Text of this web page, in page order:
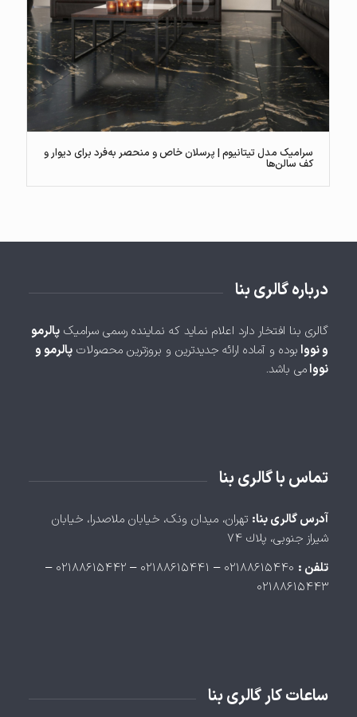
سرامیک مدل تیتانیوم | پرسلان خاص و منحصر به‌فرد برای دیوار و
کف سالن‌ها
درباره گالری بنا
گالری بنا افتخار دارد اعلام نماید که نماینده رسمی سرامیک پالرمو
و نووابوده و آماده ارائه جدیدترین و بروزترین محصولات پالرمو و
نووامی باشد.
تماس با گالری بنا
آدرس گالری بنا: تهران، ميدان ونک، خيابان ملاصدرا، خيابان
شيراز جنوبی، پلاك ۷۴
تلفن :
۰۲۱۸۸۶۱۵۴۴۰ – ۰۲۱۸۸۶۱۵۴۴۱ – ۰۲۱۸۸۶۱۵۴۴۲ –
۰۲۱۸۸۶۱۵۴۴۳
ساعات کار گالری بنا